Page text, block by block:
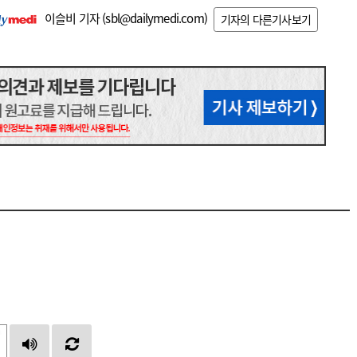
이슬비 기자 (sbl@dailymedi.com) 기자의 다른기사보기